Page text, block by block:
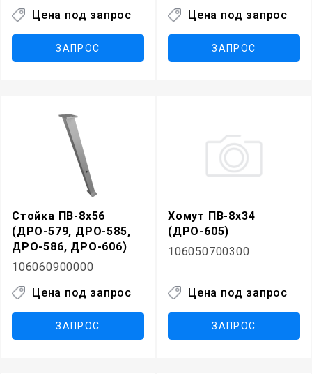
Цена под запрос
ЗАПРОС
Цена под запрос
ЗАПРОС
Стойка ПВ-8х56
(ДРО-579, ДРО-585,
ДРО-586, ДРО-606)
106060900000
Цена под запрос
ЗАПРОС
Хомут ПВ-8х34
(ДРО-605)
106050700300
Цена под запрос
ЗАПРОС